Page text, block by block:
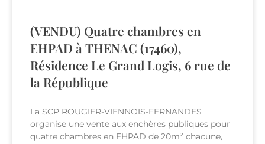
(VENDU) Quatre chambres en
EHPAD à THENAC (17460),
Résidence Le Grand Logis, 6 rue de
la République
La SCP ROUGIER-VIENNOIS-FERNANDES
organise une vente aux enchères publiques pour
quatre chambres en EHPAD de 20m² chacune,